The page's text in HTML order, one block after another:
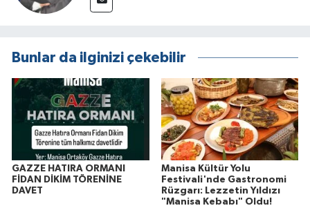
Bunlar da ilginizi çekebilir
GAZZE HATIRA ORMANI
FİDAN DİKİM TÖRENİNE
DAVET
Manisa Kültür Yolu
Festivali'nde Gastronomi
Rüzgarı: Lezzetin Yıldızı
"Manisa Kebabı" Oldu!